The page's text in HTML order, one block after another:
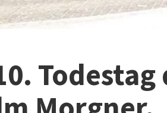
Todestag